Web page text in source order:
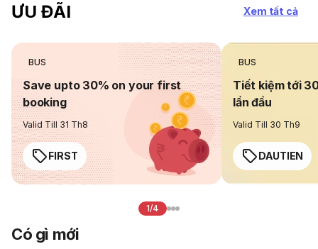
ƯU ĐÃI Xem tất cả
BUS
Save upto 30% on your first
booking
Valid Till 31 Th8
FIRST
BUS
Tiết kiệm tới
lần đầu
Valid Till 30 Th9
DAUTIEN
1/4
Có gì mới